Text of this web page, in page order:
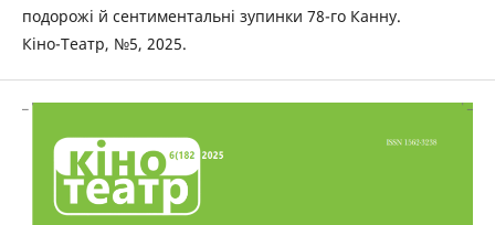
подорожі й сентиментальні зупинки 78-го Канну.
Кіно-Театр, №5, 2025.